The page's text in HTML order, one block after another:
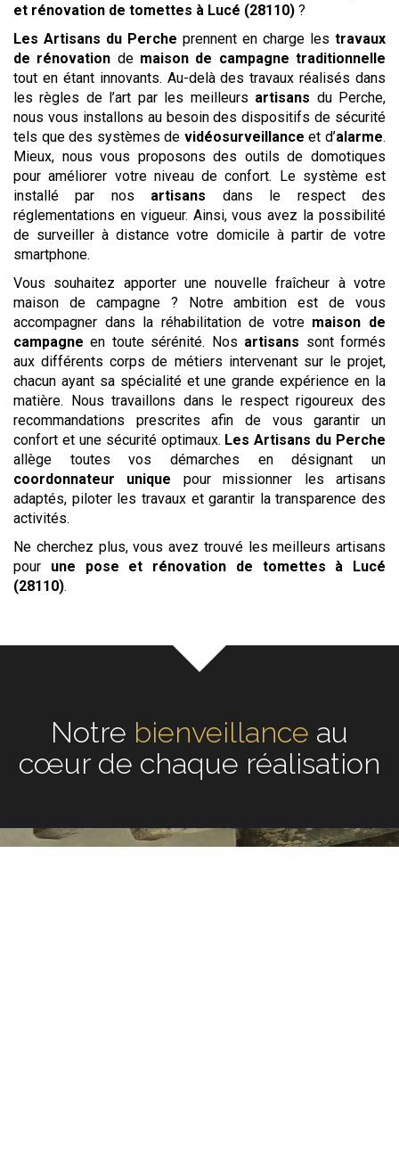
et rénovation de tomettes à Lucé (28110) ?
Les Artisans du Perche prennent en charge les travaux
de rénovation de maison de campagne traditionnelle
tout en étant innovants. Au-delà des travaux réalisés dans
les règles de l’art par les meilleurs artisans du Perche,
nous vous installons au besoin des dispositifs de sécurité
tels que des systèmes de vidéosurveillance et d’alarme.
Mieux, nous vous proposons des outils de domotiques
pour améliorer votre niveau de confort. Le système est
installé par nos artisans dans le respect des
réglementations en vigueur. Ainsi, vous avez la possibilité
de surveiller à distance votre domicile à partir de votre
smartphone.
Vous souhaitez apporter une nouvelle fraîcheur à votre
maison de campagne ? Notre ambition est de vous
accompagner dans la réhabilitation de votre maison de
campagneen toute sérénité. Nos artisans sont formés
aux différents corps de métiers intervenant sur le projet,
chacun ayant sa spécialité et une grande expérience en la
matière. Nous travaillons dans le respect rigoureux des
recommandations prescrites afin de vous garantir un
confort et une sécurité optimaux. Les Artisans du Perche
allège toutes vos démarches en désignant un
coordonnateur unique pour missionner les artisans
adaptés, piloter les travaux et garantir la transparence des
activités.
Ne cherchez plus, vous avez trouvé les meilleurs artisans
pour une pose et rénovation de tomettes
à Lucé
(28110).
Notreécouteau cœur de
chaque réalisation